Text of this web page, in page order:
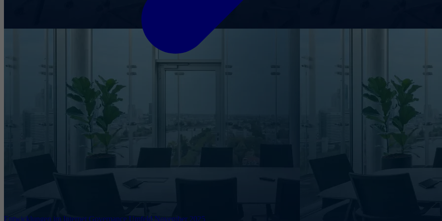
Entwicklungen im Internet Governance Umfeld November 2025